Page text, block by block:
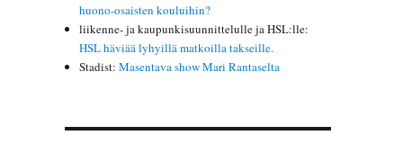
huono-osaisten kouluihin?
liikenne- ja kaupunkisuunnittelulle ja HSL:lle:
HSL häviää lyhyillä matkoilla takseille.
Stadist:Masentava show Mari Rantaselta